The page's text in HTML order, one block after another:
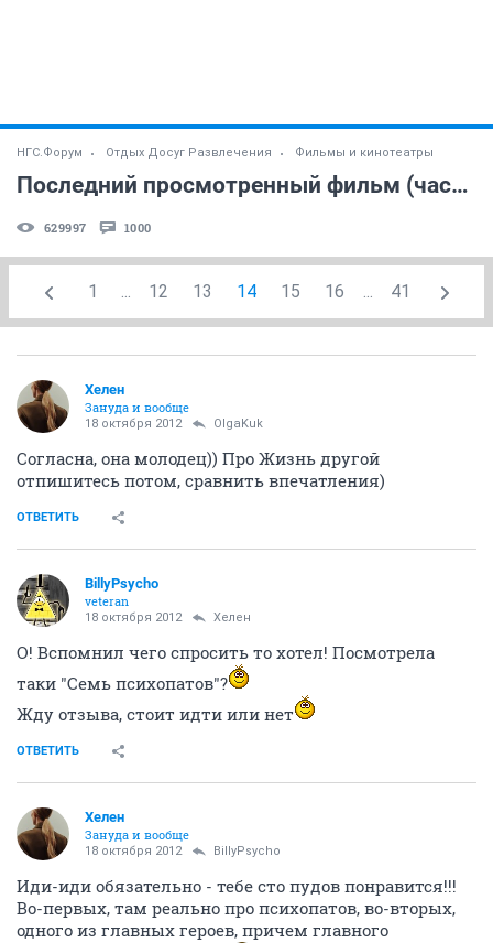
НГС.Форум Отдых Досуг Развлечения Фильмы и кинотеатры
Последний просмотренный фильм (часть 3)
629997 1000
1 ... 12 13 14 15 16 ... 41
Хелен
Зануда и вообще
18 октября 2012 OlgaKuk
Согласна, она молодец)) Про Жизнь другой
отпишитесь потом, сравнить впечатления)
ОТВЕТИТЬ
BillyPsycho
veteran
18 октября 2012 Хелен
О! Вспомнил чего спросить то хотел! Посмотрела
таки "Семь психопатов"?
Жду отзыва, стоит идти или нет
ОТВЕТИТЬ
Хелен
Зануда и вообще
18 октября 2012 BillyPsycho
Иди-иди обязательно - тебе сто пудов понравится!!!
Во-первых, там реально про психопатов, во-вторых,
одного из главных героев, причем главного